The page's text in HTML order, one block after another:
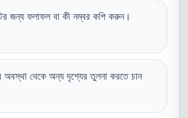
জন্য ফলাফল বা কী নম্বর কপি করুন।
থেকে অন্য দৃশ্যের তুলনা করতে চান